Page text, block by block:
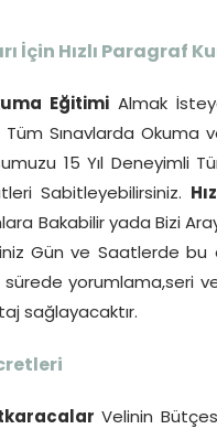
İçin Hızlı Paragraf
EğitimiAlmak
Sınavlarda Okuma
15 Yıl Deneyimli
Sabitleyebilirsiniz.
Bakabilir yada Bizi
Gün ve Saatlerde bu
sürede yorumlama,seri
sağlayacaktır.
Velinin